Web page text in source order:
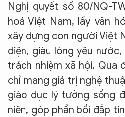
Nghị quyết số 80/NQ-
hoá Việt Nam, lấy văn
xây dựng con người Việt
diện, giàu lòng yêu nước,
trách nhiệm xã hội. Qua
chỉ mang giá trị nghệ
giáo dục lý tưởng sống
niên, góp phần bồi đắp